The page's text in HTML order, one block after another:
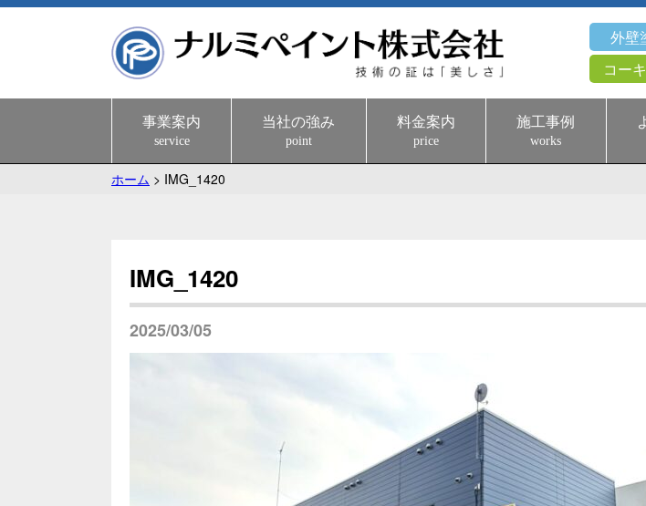
外壁
コー
事業案内
service
当社の強み
point
料金案内
price
施工事例
works
ホーム > IMG_1420
IMG_1420
2025/03/05